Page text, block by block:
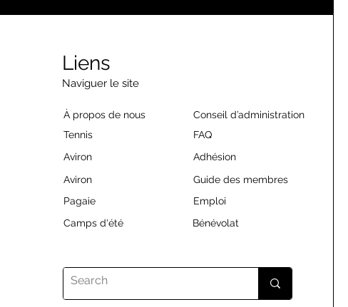
Liens
Naviguer le site
À propos de nous
Tennis
Aviron
Aviron
Pagaie
Camps d'été
Conseil d’administration
FAQ
Adhésion
Guide des membres
Emploi
Bénévolat